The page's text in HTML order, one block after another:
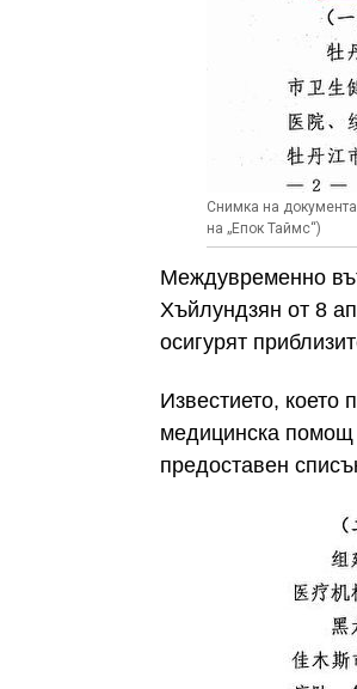
Снимка на
на „Епок Таймс“)
Междувременно
Хъйлундзян от 8
осигурят
Известието, което
медицинска помощ
предоставен